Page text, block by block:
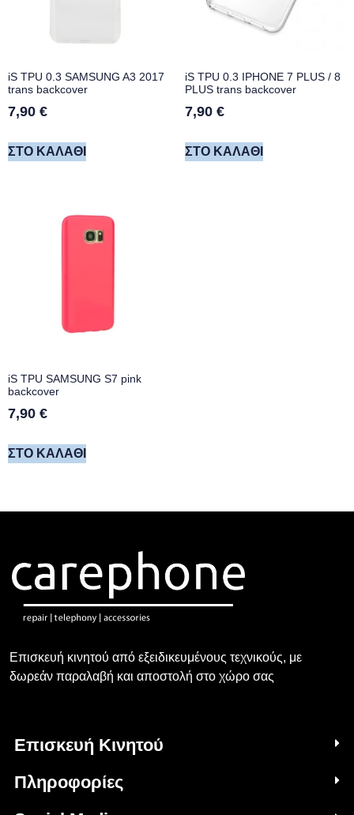
iS TPU 0.3 SAMSUNG A3 2017
trans backcover
7,90 €
ΣΤΟ ΚΑΛΆΘΙ
iS TPU 0.3 IPHONE 7 PLUS / 8
PLUS trans backcover
7,90 €
ΣΤΟ ΚΑΛΆΘΙ
iS TPU SAMSUNG S7 pink
backcover
7,90 €
ΣΤΟ ΚΑΛΆΘΙ
Επισκευή κινητού από εξειδικευμένους τεχνικούς, με
δωρεάν παραλαβή και αποστολή στο χώρο σας
Επισκευή Κινητού
Πληροφορίες